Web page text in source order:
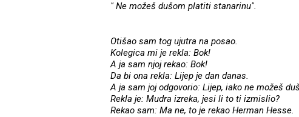
" Ne možeš dušom platiti stanarinu".
Otišao sam tog ujutra na posao.
Kolegica mi je rekla: Bok!
A ja sam njoj rekao: Bok!
Da bi ona rekla: Lijep je dan danas.
A ja sam joj odgovorio: Lijep, iako ne možeš
Rekla je: Mudra izreka, jesi li to ti izmislio?
Rekao sam: Ma ne, to je rekao Herman Hesse.